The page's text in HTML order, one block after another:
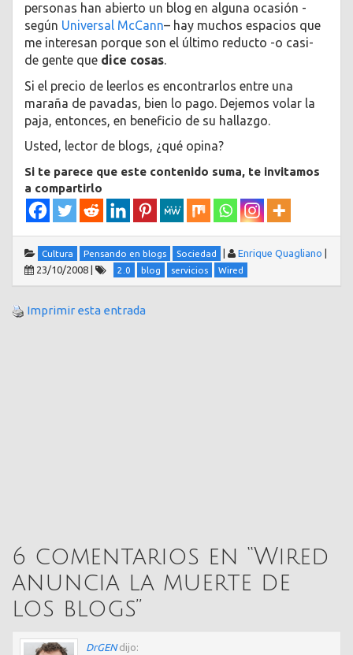
personas han abierto un blog en alguna ocasión -
según Universal McCann– hay muchos espacios que
me interesan porque son el último reducto -o casi-
de gente que dice cosas.
Si el precio de leerlos es encontrarlos entre una
maraña de pavadas, bien lo pago. Dejemos volar la
paja, entonces, en beneficio de su hallazgo.
Usted, lector de blogs, ¿qué opina?
Si te parece que este contenido suma, te invitamos
a compartirlo
Cultura Pensando en blogs Sociedad | Enrique Quagliano |
23/10/2008 | 2.0 blog servicios Wired
Imprimir esta entrada
6 comentarios en “Wired
anuncia la muerte de
los blogs”
DrGEN dijo: